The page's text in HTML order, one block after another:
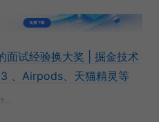
面试经验换大奖 | 掘金技术
、Airpods、天猫精灵等